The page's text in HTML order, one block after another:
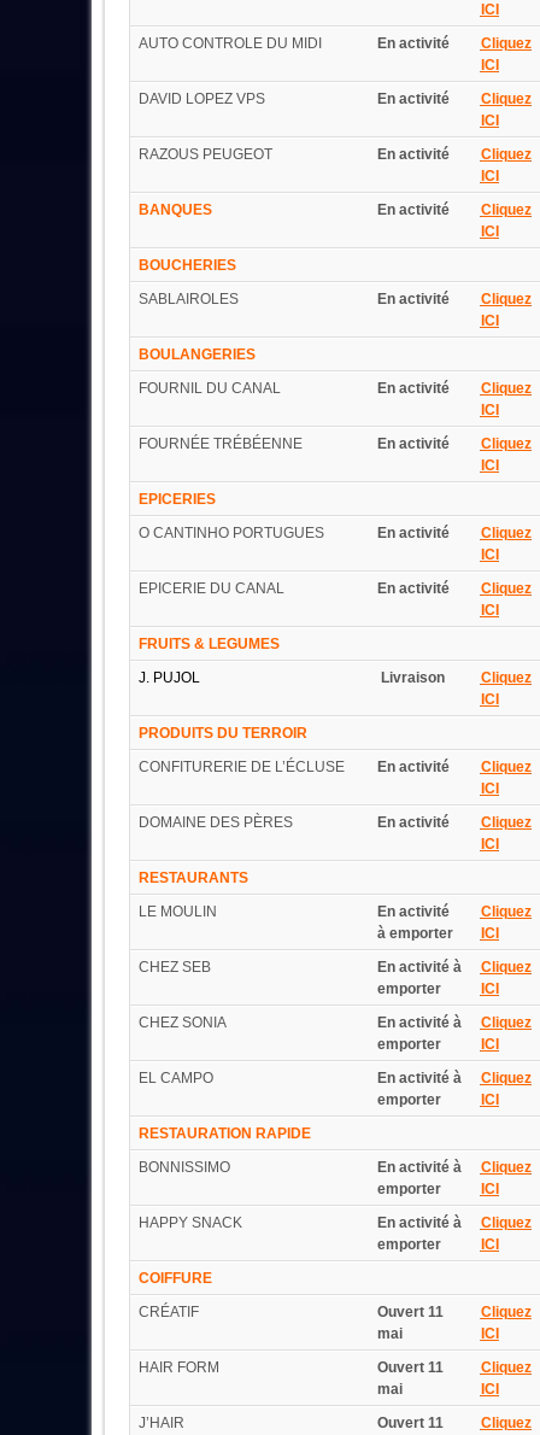
ICI
AUTO CONTROLE DU MIDI
En activité
Cliquez
ICI
DAVID LOPEZ VPS
En activité
Cliquez
ICI
RAZOUS PEUGEOT
En activité
Cliquez
ICI
BANQUES
En activité
Cliquez
ICI
BOUCHERIES
SABLAIROLES
En activité
Cliquez
ICI
BOULANGERIES
FOURNIL DU CANAL
En activité
Cliquez
ICI
FOURNÉE TRÉBÉENNE
En activité
Cliquez
ICI
EPICERIES
O CANTINHO PORTUGUES
En activité
Cliquez
ICI
EPICERIE DU CANAL
En activité
Cliquez
ICI
FRUITS & LEGUMES
J. PUJOL
Livraison
Cliquez
ICI
PRODUITS DU TERROIR
CONFITURERIE DE L’ÉCLUSE
En activité
Cliquez
ICI
DOMAINE DES PÈRES
En activité
Cliquez
ICI
RESTAURANTS
LE MOULIN
En activité
à emporter
Cliquez
ICI
CHEZ SEB
En activité à
emporter
Cliquez
ICI
CHEZ SONIA
En activité à
emporter
Cliquez
ICI
EL CAMPO
En activité à
emporter
Cliquez
ICI
RESTAURATION RAPIDE
BONNISSIMO
En activité à
emporter
Cliquez
ICI
HAPPY SNACK
En activité à
emporter
Cliquez
ICI
COIFFURE
CRÉATIF
Ouvert 11
mai
Cliquez
ICI
HAIR FORM
Ouvert 11
mai
Cliquez
ICI
J’HAIR
Ouvert 11
Cliquez